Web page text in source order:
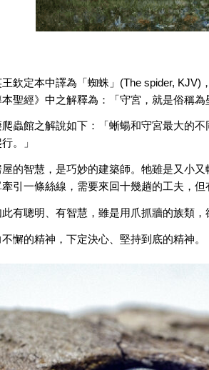
王欽定本中譯為「蜘蛛」(The spider,
本聖經》中之解釋為：「守宮，就是俗稱
蟲館之解說如下：「蜥蝪和守宮最大的
。」
的智慧，是巧妙的建築師。牠雖是又小
引一條絲線，需要來回十幾趟的工夫，但
有聰明、有智慧，雖是用爪抓牆的族類
懈的精神，下定決心、堅持到底的精神。